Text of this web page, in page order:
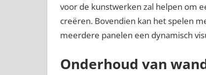
voor de kunstwerken zal helpen om
creëren. Bovendien kan het spelen
meerdere panelen een dynamisch
Onderhoud van